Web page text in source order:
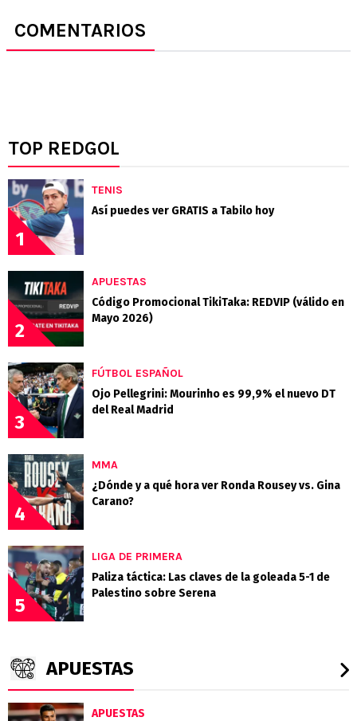
COMENTARIOS
TOP REDGOL
1
TENIS
Así puedes ver GRATIS a Tabilo hoy
2
APUESTAS
Código Promocional TikiTaka: REDVIP (válido en
Mayo 2026)
3
FÚTBOL ESPAÑOL
Ojo Pellegrini: Mourinho es 99,9% el nuevo DT
del Real Madrid
4
MMA
¿Dónde y a qué hora ver Ronda Rousey vs. Gina
Carano?
5
LIGA DE PRIMERA
Paliza táctica: Las claves de la goleada 5-1 de
Palestino sobre Serena
APUESTAS
APUESTAS